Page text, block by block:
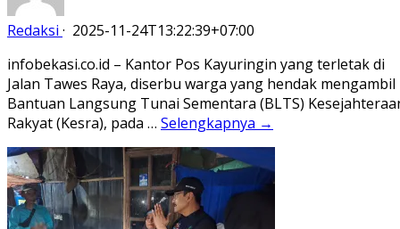
Redaksi · 2025-11-24T13:22:39+07:00
infobekasi.co.id – Kantor Pos Kayuringin yang terletak di
Jalan Tawes Raya, diserbu warga yang hendak mengambil
Bantuan Langsung Tunai Sementara (BLTS)
Rakyat (Kesra), pada … Selengkapnya →